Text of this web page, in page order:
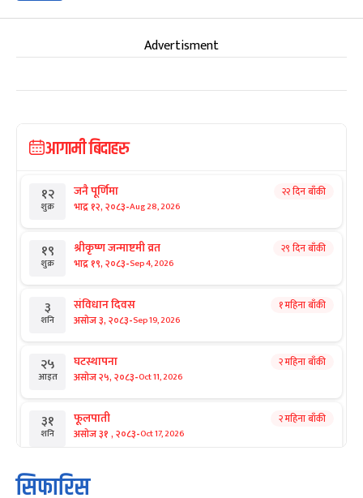
Advertisment
आगामी बिदाहरु
१२
शुक्र
जनै पूर्णिमा
भाद्र १२, २०८३-Aug 28, 2026
२२ दिन बाँकी
१९
शुक्र
श्रीकृष्ण जन्माष्टमी व्रत
भाद्र १९, २०८३-Sep 4, 2026
२९ दिन बाँकी
३
शनि
संविधान दिवस
असोज ३, २०८३-Sep 19, 2026
१ महिना बाँकी
२५
आइत
घटस्थापना
असोज २५, २०८३-Oct 11, 2026
२ महिना बाँकी
३१
शनि
फूलपाती
असोज ३१ , २०८३-Oct 17, 2026
२ महिना बाँकी
१
आइत
कार्तिक सङ्क्रान्ति
कार्तिक १, २०८३
सिफारिस